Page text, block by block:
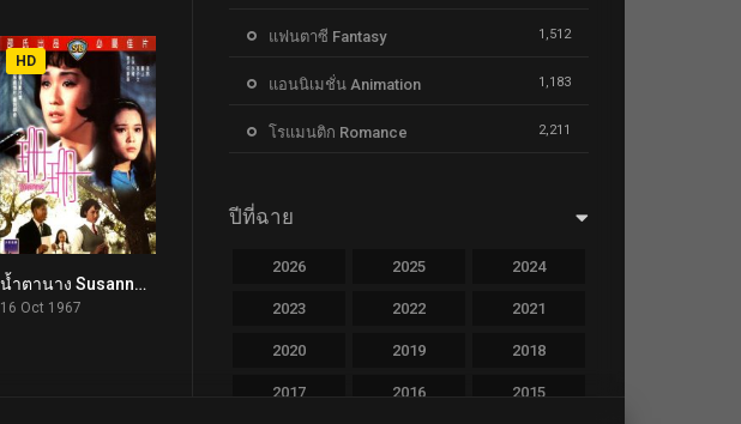
6.2
HD
น้ำตานาง Susanna (1967)
16 Oct 1967
แฟนตาซี Fantasy 1,512
แอนนิเมชั่น Animation 1,183
โรแมนติก Romance 2,211
ปีที่ฉาย
2026 2025 2024
2023 2022 2021
2020 2019 2018
2017 2016 2015